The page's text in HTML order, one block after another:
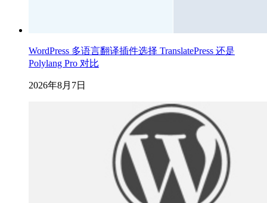
WordPress 多语言翻译插件选择 TranslatePress 还是
Polylang Pro 对比
2026年8月7日